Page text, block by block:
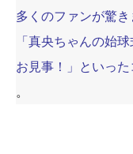
多くのファンが驚き
「真央ちゃんの始
お見事！」といっ
。